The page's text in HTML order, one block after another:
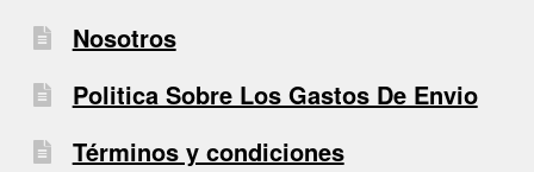
Nosotros
Politica Sobre Los Gastos De Envio
Términos y condiciones